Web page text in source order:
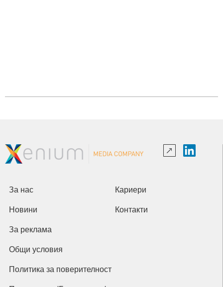
За нас Кариери
Новини Контакти
За реклама
Общи условия
Политика за поверителност